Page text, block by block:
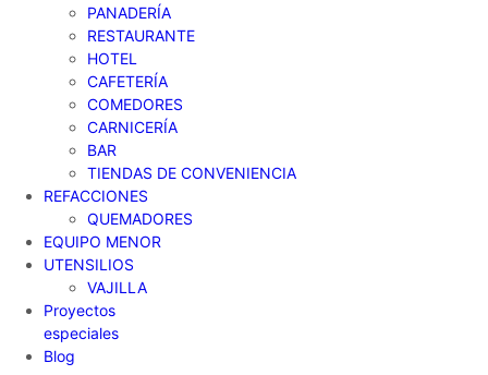
PANADERÍA
RESTAURANTE
HOTEL
CAFETERÍA
COMEDORES
CARNICERÍA
BAR
TIENDAS DE CONVENIENCIA
REFACCIONES
QUEMADORES
EQUIPO MENOR
UTENSILIOS
VAJILLA
Proyectos
especiales
Blog